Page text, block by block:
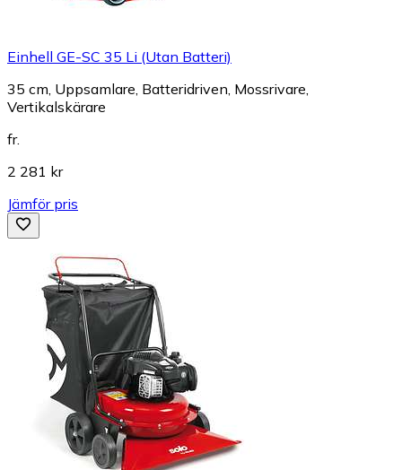
Einhell GE-SC 35 Li (Utan Batteri)
35 cm, Uppsamlare, Batteridriven, Mossrivare,
Vertikalskärare
fr.
2 281 kr
Jämför pris